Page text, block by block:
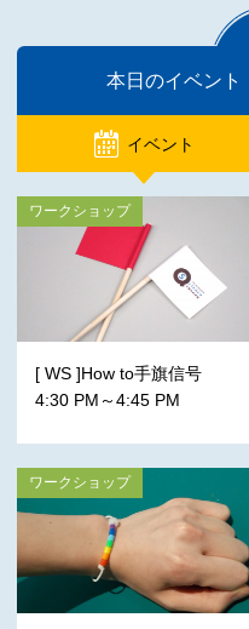
本日のイベント
イベント
ワークショップ
[ WS ]How to手旗信号
4:30 PM～4:45 PM
ワークショップ